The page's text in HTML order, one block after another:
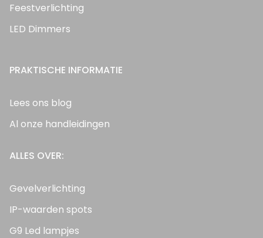
Feestverlichting
LED Dimmers
PRAKTISCHE INFORMATIE
Lees ons blog
Al onze handleidingen
ALLES OVER:
Gevelverlichting
IP-waarden spots
G9 Led lampjes